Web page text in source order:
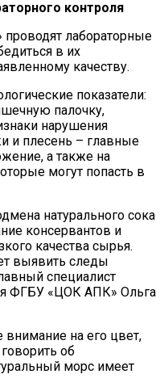
контроля
лабораторные
в их
качеству.
показатели:
палочку,
нарушения
и плесень – главные
а также на
могут попасть в
натурального сока
консервантов и
качества сырья.
выявить следы
специалист
ФГБУ «ЦОК АПК» Ольга
внимание на его цвет,
об
морс имеет